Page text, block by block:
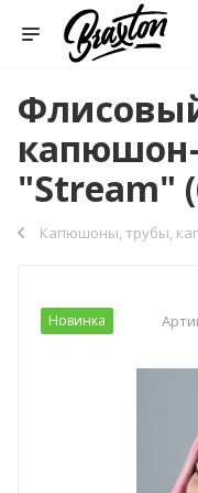
"Stream"
Капюшоны, трубы,
Новинка